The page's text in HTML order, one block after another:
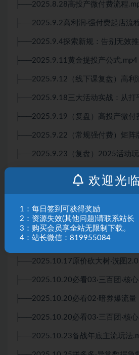
├──2025.8.28高投产微付费流程
├──2025.9.2高利润·强付费起店流
├──2025.9.4探索新规：告别无效
├──2025.9.11黄金提投产公式.mp4
├──2025.9.12（线下课复盘）高利
├──2025.9.18三大活动实战：从打
├──2025.9.19（复盘）高投产微付
├──2025.9.22（常规强付费）矩阵
├──2025.9.23（复盘）2025活动
├──2025.9.27扒光同行底裤：3步
├──2025.10.04冷启动养店技术.mp4
├──2025.10.11强付费Sop：从0-盈
├──2025.10.13《无限推荐流·盈利
├──2025.10.17原价砍大树·洗图
├──2025.10.20必看03·三百团·核
├──2025.10.20必看02·暗券爆流量
├──2025.10.20必看03·三百团·核
├──2025.10.23备战年底主流玩法
欢迎光临
1：每日签到可获得奖励
2：资源失效(其他问题)请联系站长
3：购买会员享全站无限制下载。
4：站长微信：819955084